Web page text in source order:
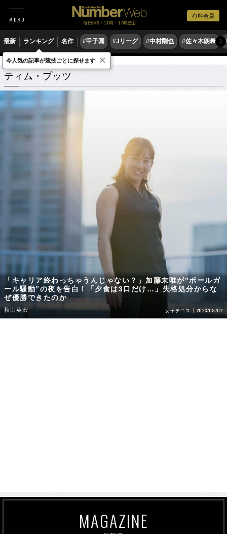
有料会員
毎日6時・11時・17時更新
最新 ランキング 名作 #甲子園 #Jリーグ #中村剛也 #佐々木朗希 〉
ティム・プッツ 関連記事
ティム・プッツ
「キャリア終わっちゃうんじゃない？」加藤未唯が”ボールガ
ール騒動”の夜を告白！「夕食は3口だけ…」失格処分からな
ぜ優勝できたのか
秋山英宏 女子テニス 2023/09/02
MAGAZINE
今人気の記事が競技ごとに探せます ×